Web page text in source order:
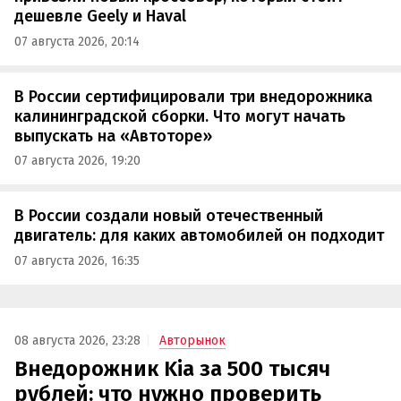
дешевле Geely и Haval
07 августа 2026, 20:14
В России сертифицировали три внедорожника
калининградской сборки. Что могут начать
выпускать на «Автоторе»
07 августа 2026, 19:20
В России создали новый отечественный
двигатель: для каких автомобилей он подходит
07 августа 2026, 16:35
08 августа 2026, 23:28 Авторынок
Внедорожник Kia за 500 тысяч
рублей: что нужно проверить